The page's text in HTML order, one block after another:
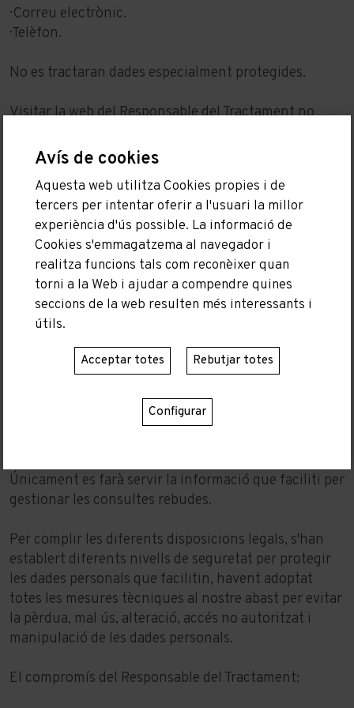
· Correu electrònic.
· Telèfon.
No es tractaran dades especialment protegides.
Visitar la web del Responsable del Tractament no
informació sobre si mateix, és una web totalment
Quan envieu una consulta mitjançant el formulari de
contacte, l'usuari haurà de prestar la seva acceptació
i consentiment al tractament de les seves dades
personals de conformitat amb aquesta Política de
Protecció de Dades. Si no accepteu els termes de la
Política de Protecció de Dades, l'usuari no podrà
utilitzar el formulari de contacte.
L'usuari haurà de facilitar al Responsable del
requerir quan utilitzi el formulari de contacte.
Únicament es farà servir la informació que faciliti per
gestionar les consultes rebudes.
Per complir les diferents disposicions legals, s'han
establert diferents nivells de seguretat per protegir
les dades personals que facilitin, havent adoptat
totes les mesures tècniques al nostre abast per evitar
la pèrdua, mal ús, alteració, accés no autoritzat i
manipulació de les dades personals.
El compromís del Responsable del Tractament:
Avís de cookies
Aquesta web utilitza Cookies propies i de
tercers per intentar oferir a l'usuari la millor
experiència d'ús possible. La informació de
Cookies s'emmagatzema al navegador i
realitza funcions tals com reconèixer quan
torni a la Web i ajudar a compendre quines
seccions de la web resulten més interessants i
útils.
Acceptar totes Rebutjar totes
Configurar